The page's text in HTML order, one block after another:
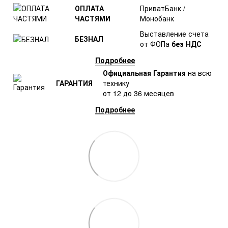
ОПЛАТА
ЧАСТЯМИ
ПриватБанк /
Монобанк
БЕЗНАЛ
Выставление счета
от ФОПа без НДС
Подробнее
ГАРАНТИЯ
Официальная Гарантия на всю
технику
от 12 до 36 месяцев
Подробнее